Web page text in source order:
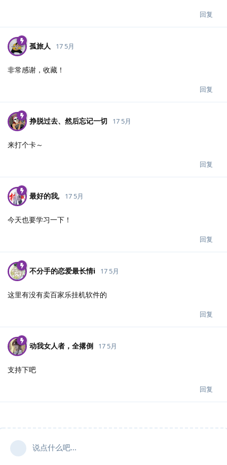
回复
孤旅人 17 5月
非常感谢，收藏！
回复
挣脱过去、然后忘记一切 17 5月
来打个卡～
回复
最好的我, 17 5月
今天也要学习一下！
回复
不分手的恋爱最长情i 17 5月
这里有没有卖百家乐挂机软件的
回复
动我女人者，全撂倒 17 5月
支持下吧
回复
说点什么吧...